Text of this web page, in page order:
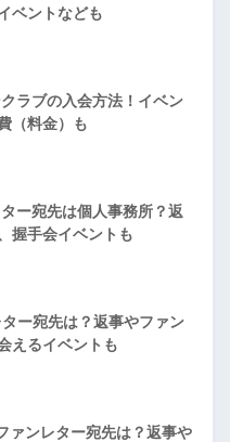
ベントなども
ラブの入会方法！イベン
（料金）も
ー宛先は個人事務所？返
握手会イベントも
ー宛先は？返事やファン
えるイベントも
ァンレター宛先は？返事や